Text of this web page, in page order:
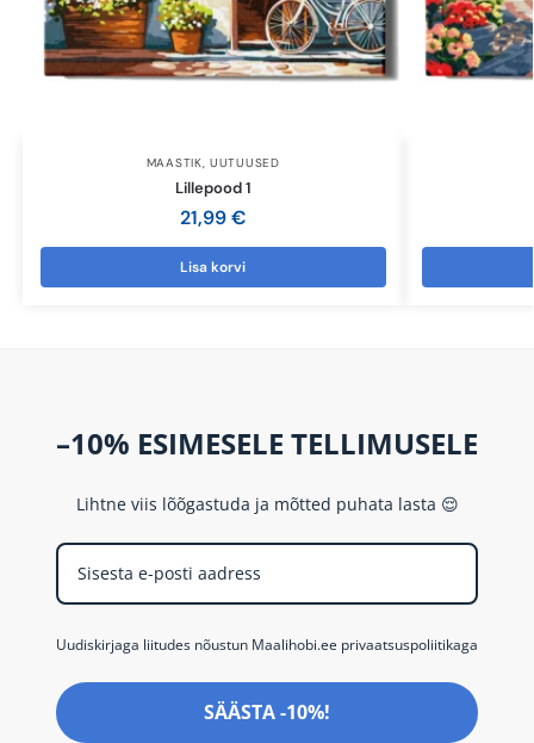
MAASTIK,UUTUUSED
Lillepood 1
21,99€
Lisa korvi
–10% ESIMESELE TELLIMUSELE
Lihtne viis lõõgastuda ja mõtted puhata lasta 😌
Uudiskirjaga liitudes nõustun Maalihobi.ee privaatsuspoliitikaga
SÄÄSTA -10%!